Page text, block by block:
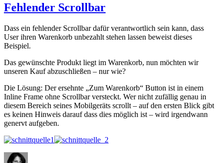
Fehlender Scrollbar
Dass ein fehlender Scrollbar dafür verantwortlich sein kann, dass
User ihren Warenkorb unbezahlt stehen lassen beweist dieses
Beispiel.
Das gewünschte Produkt liegt im Warenkorb, nun möchten wir
unseren Kauf abzuschließen – nur wie?
Die Lösung: Der ersehnte „Zum Warenkorb“ Button ist in einem
Inline Frame ohne Scrollbar versteckt. Wer nicht zufällig genau in
diesem Bereich seines Mobilgeräts scrollt – auf den ersten Blick gibt
es keinen Hinweis darauf dass dies möglich ist – wird irgendwann
genervt aufgeben.